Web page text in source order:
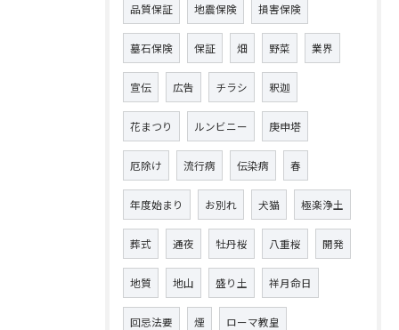
品質保証 地震保険 損害保険
墓石保険 保証 畑 野菜 業界
宣伝 広告 チラシ 釈迦
花まつり ルンビニー 庚申塔
厄除け 流行病 伝染病 春
年度始まり お別れ 犬猫 極楽浄土
葬式 通夜 牡丹桜 八重桜 開発
地質 地山 盛り土 祥月命日
回忌法要 煙 ローマ教皇